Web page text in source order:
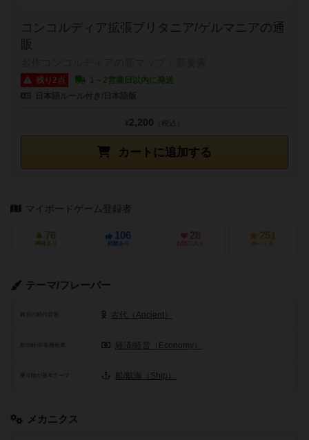
コンコルディア拡張ブリタニア/ゲルマニアの通
販
残り2点
1～2営業日以内に発送
カートに追加する
¥2,200 （税込）
マイボードゲーム登録者
76
興味あり
106
経験あり
28
お気に入り
251
持ってる
テーマ/フレーバー
舞台の時代背景 古代（Ancient）
政治経済/各種産業 経済/経営（Economy）
乗り物が基本テーマ 船/航海（Ship）
メカニクス